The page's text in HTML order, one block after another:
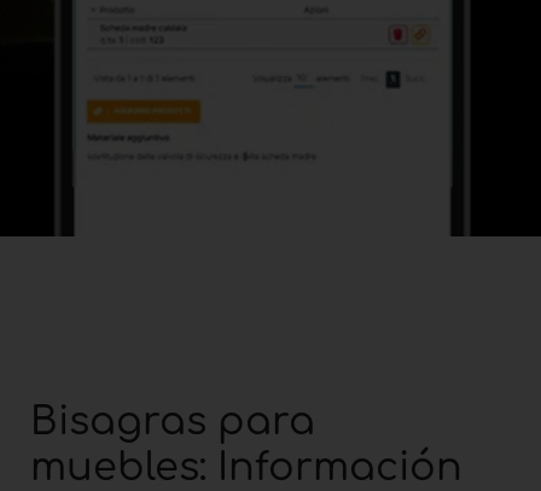
Bisagras para
muebles: Información